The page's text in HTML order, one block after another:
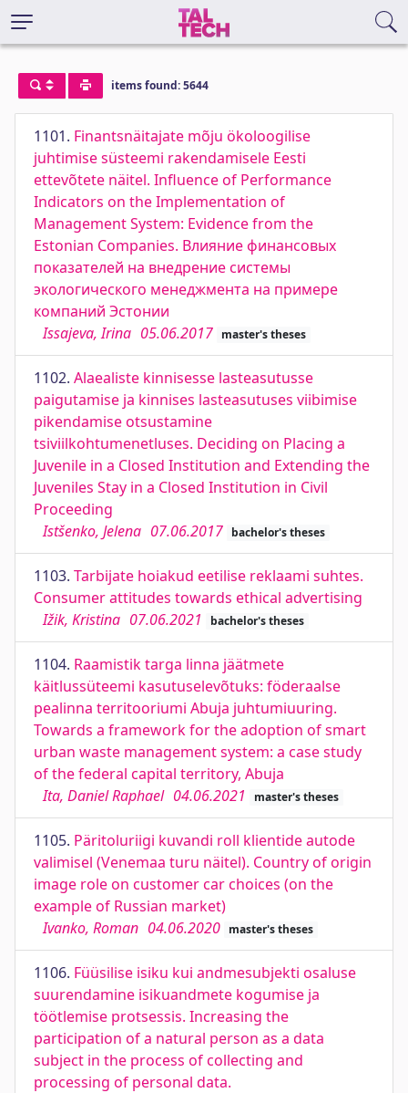
items found: 5644
1101. Finantsnäitajate mõju ökoloogilise
juhtimise süsteemi rakendamisele Eesti
ettevõtete näitel. Influence of Performance
Indicators on the Implementation of
Management System: Evidence from the
Estonian Companies. Влияние финансовых
показателей на внедрение системы
экологического менеджмента на примере
компаний Эстонии
Issajeva, Irina 05.06.2017 master's theses
1102. Alaealiste kinnisesse lasteasutusse
paigutamise ja kinnises lasteasutuses viibimise
pikendamise otsustamine
tsiviilkohtumenetluses. Deciding on Placing a
Juvenile in a Closed Institution and Extending the
Juveniles Stay in a Closed Institution in Civil
Proceeding
Istšenko, Jelena 07.06.2017 bachelor's theses
1103. Tarbijate hoiakud eetilise reklaami suhtes.
Consumer attitudes towards ethical advertising
Ižik, Kristina 07.06.2021 bachelor's theses
1104. Raamistik targa linna jäätmete
käitlussüteemi kasutuselevõtuks: föderaalse
pealinna territooriumi Abuja juhtumiuuring.
Towards a framework for the adoption of smart
urban waste management system: a case study
of the federal capital territory, Abuja
Ita, Daniel Raphael 04.06.2021 master's theses
1105. Päritoluriigi kuvandi roll klientide autode
valimisel (Venemaa turu näitel). Country of origin
image role on customer car choices (on the
example of Russian market)
Ivanko, Roman 04.06.2020 master's theses
1106. Füüsilise isiku kui andmesubjekti osaluse
suurendamine isikuandmete kogumise ja
töötlemise protsessis. Increasing the
participation of a natural person as a data
subject in the process of collecting and
processing of personal data.